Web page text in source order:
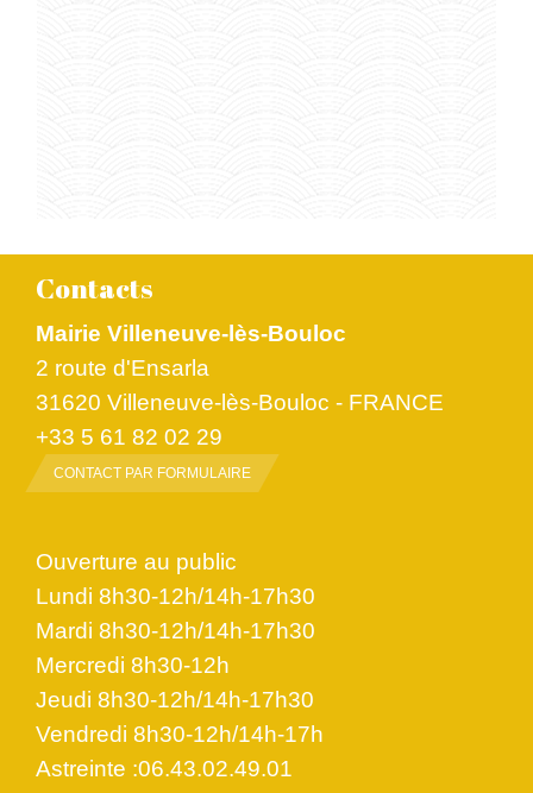
Contacts
Mairie Villeneuve-lès-Bouloc
2 route d'Ensarla
31620 Villeneuve-lès-Bouloc - FRANCE
+33 5 61 82 02 29
CONTACT PAR FORMULAIRE
Ouverture au public
Lundi 8h30-12h/14h-17h30
Mardi 8h30-12h/14h-17h30
Mercredi 8h30-12h
Jeudi 8h30-12h/14h-17h30
Vendredi 8h30-12h/14h-17h
Astreinte :06.43.02.49.01